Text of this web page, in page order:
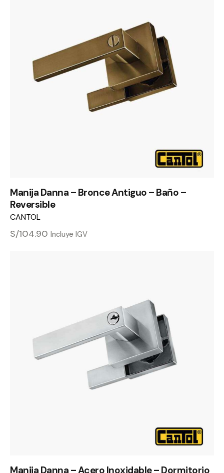
Manija Danna – Bronce Antiguo – Baño –
Reversible
CANTOL
S/104.90 Incluye IGV
Manija Danna – Acero Inoxidable – Dormitorio